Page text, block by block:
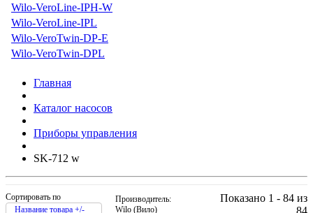
Wilo-VeroLine-IPH-W
Wilo-VeroLine-IPL
Wilo-VeroTwin-DP-E
Wilo-VeroTwin-DPL
Главная
Каталог насосов
Приборы управления
SK-712 w
Сортировать по
Название товара +/-
Производитель:
Wilo (Вило)
Показано 1 - 84 из
84